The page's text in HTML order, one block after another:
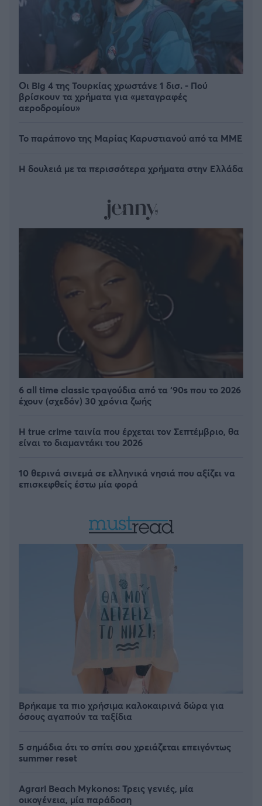
Οι Big 4 της Τουρκίας χρωστάνε 1 δισ. - Πού
βρίσκουν τα χρήματα για «μεταγραφές
αεροδρομίου»
Το παράπονο της Μαρίας Καρυστιανού από τα ΜΜΕ
Η δουλειά με τα περισσότερα χρήματα στην Ελλάδα
6 all time classic τραγούδια από τα ‘90s που το 2026
έχουν (σχεδόν) 30 χρόνια ζωής
Η true crime ταινία που έρχεται τον Σεπτέμβριο, θα
είναι το διαμαντάκι του 2026
10 θερινά σινεμά σε ελληνικά νησιά που αξίζει να
επισκεφθείς έστω μία φορά
Βρήκαμε τα πιο χρήσιμα καλοκαιρινά δώρα για
όσους αγαπούν τα ταξίδια
5 σημάδια ότι το σπίτι σου χρειάζεται επειγόντως
summer reset
Agrari Beach Mykonos: Τρεις γενιές, μία
οικογένεια, μία παράδοση